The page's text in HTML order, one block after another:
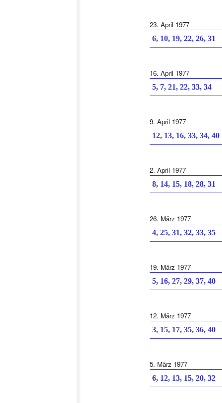
23. April 1977
6, 10, 19, 22, 26, 31
16. April 1977
5, 7, 21, 22, 33, 34
9. April 1977
12, 13, 16, 33, 34, 40
2. April 1977
8, 14, 15, 18, 28, 31
26. März 1977
4, 25, 31, 32, 33, 35
19. März 1977
5, 16, 27, 29, 37, 40
12. März 1977
3, 15, 17, 35, 36, 40
5. März 1977
6, 12, 13, 15, 20, 32